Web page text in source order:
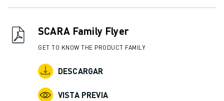
FANUC EN EUROPA
NUESTRAS SEDES
SOSTENIBILIDAD
CARRERA PROFESIONAL
DÉ FORMA A SU FUTURO CON FANUC
ÚNASE A NOSOTROS " PORTAL DE EMPLEO
SCARA Family Flyer
GET TO KNOW THE PRODUCT FAMILY
DESCARGAR
VISTA PREVIA